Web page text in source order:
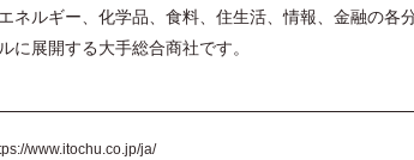
ネルギー、化学品、食料、住生活、情報、金融の各
に展開する大手総合商社です。
www.itochu.co.jp/ja/